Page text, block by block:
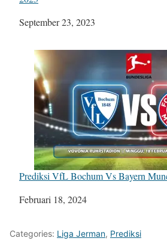
Tanggal
September 23, 2023
Prediksi VfL Bochum Vs Bayern
Tanggal
Februari 18, 2024
Categories: Liga Jerman, Prediksi